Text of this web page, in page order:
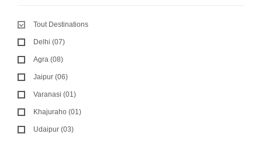
Tout Destinations
Delhi (07)
Agra (08)
Jaipur (06)
Varanasi (01)
Khajuraho (01)
Udaipur (03)